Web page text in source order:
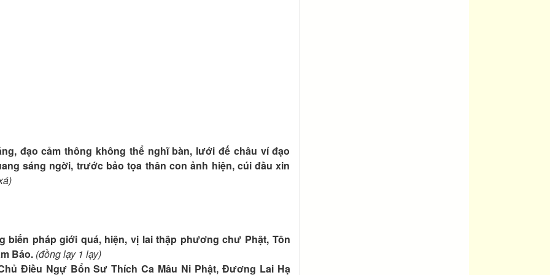
đạo cảm thông không thể nghĩ bàn, lưới đế châu ví đạo
sáng ngời, trước bảo tọa thân con ảnh hiện, cúi đầu xin
biến pháp giới quá, hiện, vị lai thập phương chư Phật, Tôn
Bảo. (đồng lạy 1 lạy)
Điều Ngự Bổn Sư Thích Ca Mâu Ni Phật, Đương Lai Hạ